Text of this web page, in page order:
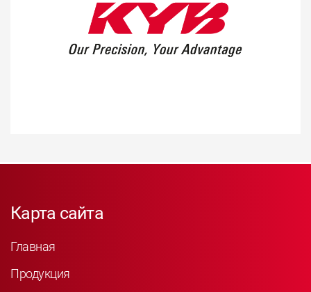
Карта сайта
Главная
Продукция